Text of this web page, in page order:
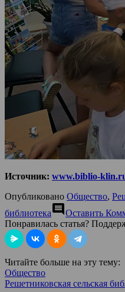
Источник: www.biblio-
Опубликовано Общество,
библиотекаcomment Оставить
Понравилась статья?
Читайте больше на эту тему:
Общество
Решетниковская сельская